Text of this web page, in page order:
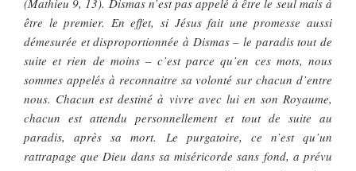
être le premier. En effet, si Jésus fait une promesse aussi
démesurée et disproportionnée à Dismas – le paradis tout de
suite et rien de moins – c’est parce qu’en ces mots, nous
sommes appelés à reconnaitre sa volonté sur chacun d’entre
nous. Chacun est destiné à vivre avec lui en son Royaume,
chacun est attendu personnellement et tout de suite au
paradis, après sa mort. Le purgatoire, ce n’est qu’un
rattrapage que Dieu dans sa miséricorde sans fond, a prévu